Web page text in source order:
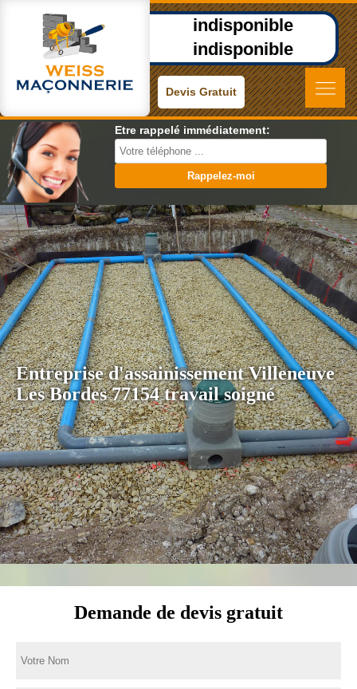
indisponible
indisponible
Devis Gratuit
Etre rappelé immédiatement:
Entreprise d'assainissement Villeneuve
Les Bordes 77154 travail soigné
Demande de devis gratuit